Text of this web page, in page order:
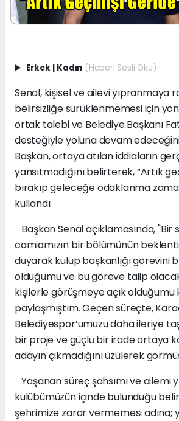
Erkek | Kadın (Haberi Sesli Oku)
Senal, kişisel ve ailevi yıpranmaya
belirsizliğe sürüklenmemesi için
ortak talebi ve Belediye Başkanı
desteğiyle yoluna devam
Başkan, ortaya atılan iddiaların
yansıtmadığını belirterek, “Artık
bırakıp geleceğe odaklanma
kullandı.
Başkan Senal açıklamasında, "Bir
camiamızın bir bölümünün
duyarak kulüp başkanlığı görevini
olduğumu ve bu göreve talip
kişilerle görüşmeye açık
paylaşmıştım. Geçen süreçte,
Belediyespor’umuzu daha ileriye
bir proje ve güçlü bir irade ortaya
adayın çıkmadığını üzülerek
Yaşanan süreç şahsımı ve ailemi
kulübümüzün içinde bulunduğu
şehrimize zarar vermemesi adına;